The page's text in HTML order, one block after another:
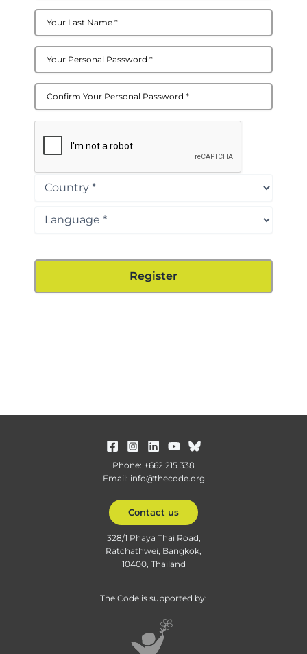
Phone: +662 215 338
Email: info@thecode.org
Contact us
328/1 Phaya Thai Road,
Ratchathwei, Bangkok,
10400, Thailand
The Code is supported by: